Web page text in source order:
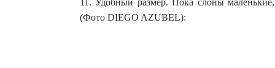
11. Удобный размер. Пока слоны
(Фото DIEGO AZUBEL):